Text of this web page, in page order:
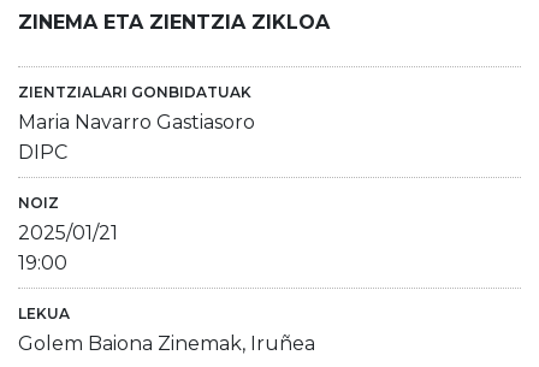
ZINEMA ETA ZIENTZIA ZIKLOA
ZIENTZIALARI GONBIDATUAK
Maria Navarro Gastiasoro
DIPC
NOIZ
2025/01/21
19:00
LEKUA
Golem Baiona Zinemak, Iruñea